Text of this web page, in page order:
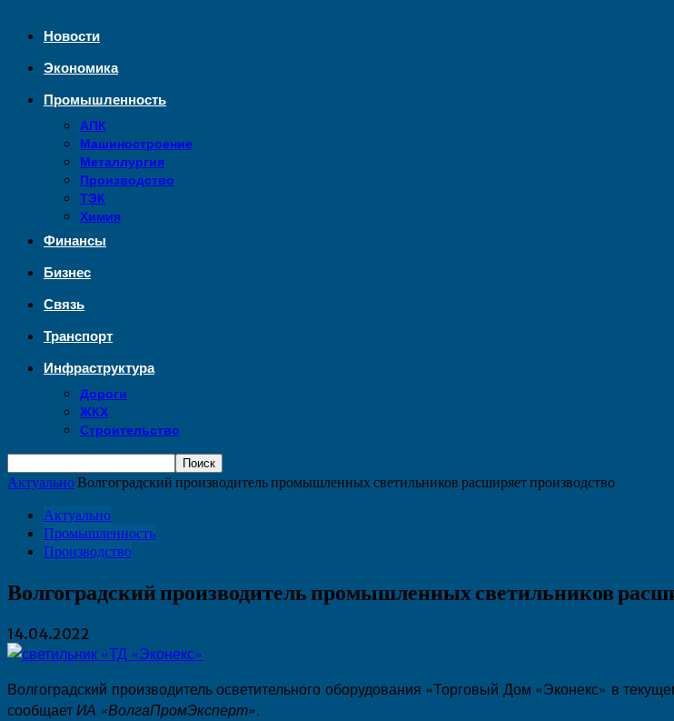
Новости
Экономика
Промышленность
АПК
Машиностроение
Металлургия
Производство
ТЭК
Химия
Финансы
Бизнес
Связь
Транспорт
Инфраструктура
Дороги
ЖКХ
Строительство
АктуальноВолгоградский производитель промышленных светильников расширяет производство
Актуально
Промышленность
Производство
Волгоградский производитель промышленных светильников
14.04.2022
Волгоградский производитель осветительного оборудования «Торговый Дом «Эконекс» в
сообщаетИА «ВолгаПромЭксперт».